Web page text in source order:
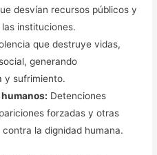
desvían recursos públicos y
instituciones.
que destruye vidas,
generando
y sufrimiento.
Detenciones
forzadas y otras
la dignidad humana.